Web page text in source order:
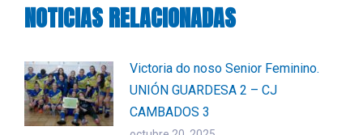
NOTICIAS RELACIONADAS
Victoria do noso Senior Feminino.
UNIÓN GUARDESA 2 – CJ
CAMBADOS 3